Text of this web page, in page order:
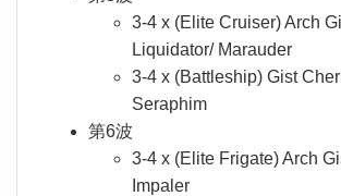
3-4 x (Elite Cruiser) Arch
Liquidator/ Marauder
3-4 x (Battleship) Gist
Seraphim
第6波
3-4 x (Elite Frigate) Arch
Impaler